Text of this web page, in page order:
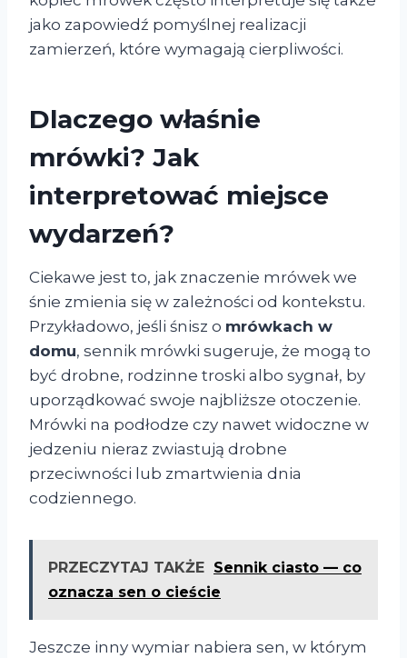
jako zapowiedź pomyślnej realizacji
zamierzeń, które wymagają cierpliwości.
Dlaczego właśnie
mrówki? Jak
interpretować miejsce
wydarzeń?
Ciekawe jest to, jak znaczenie mrówek we
śnie zmienia się w zależności od kontekstu.
Przykładowo, jeśli śnisz o mrówkach w
domu, sennik mrówki sugeruje, że mogą to
być drobne, rodzinne troski albo sygnał, by
uporządkować swoje najbliższe otoczenie.
Mrówki na podłodze czy nawet widoczne w
jedzeniu nieraz zwiastują drobne
przeciwności lub zmartwienia dnia
codziennego.
PRZECZYTAJ TAKŻE Sennik ciasto — co
oznacza sen o cieście
Jeszcze inny wymiar nabiera sen, w którym